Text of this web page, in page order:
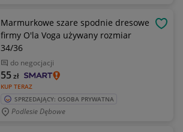
Marmurkowe szare spodnie dresowe
firmy O'la Voga używany rozmiar
34/36
do negocjacji
KUP TERAZ
55zł
SPRZEDAJĄCY: OSOBA PRYWATNA
Podlesie Dębowe